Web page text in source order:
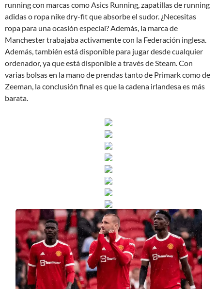
running con marcas como Asics Running, zapatillas de running
adidas o ropa nike dry-fit que absorbe el sudor. ¿Necesitas
ropa para una ocasión especial? Además, la marca de
Manchester trabajaba activamente con la Federación inglesa.
Además, también está disponible para jugar desde cualquier
ordenador, ya que está disponible a través de Steam. Con
varias bolsas en la mano de prendas tanto de Primark como de
Zeeman, la conclusión final es que la cadena irlandesa es más
barata.